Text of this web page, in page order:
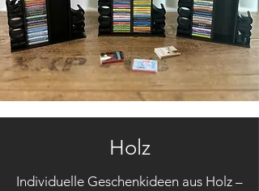
Holz
Individuelle Geschenkideen aus Holz –